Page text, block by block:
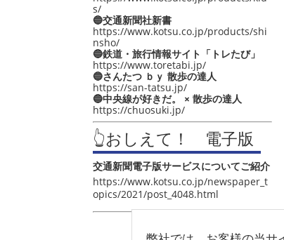
s/
🔵交通新聞社新書
https://www.kotsu.co.jp/products/shi
nsho/
🔵鉄道・旅行情報サイト「トレたび」
https://www.toretabi.jp/
🔵さんたつ ｂｙ 散歩の達人
https://san-tatsu.jp/
🔵中央線が好きだ。 × 散歩の達人
https://chuosuki.jp/
👆おしえて！ 電子版
交通新聞電子版サービスについてご紹介
https://www.kotsu.co.jp/newspaper_t
opics/2021/post_4048.html